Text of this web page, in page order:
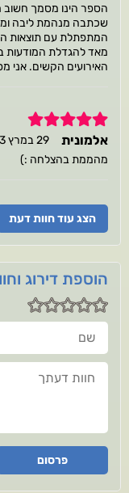
הספר הינו מסמך
שכתבה מנהמת ליבה
המתפתלת עם תוצאות
מאד להגדלת המודעות
האירועים הקשים. אני
5
אלמונית
29 במרץ 2023
מהממת בהצלחה :)
הצג עוד חוות דעת
הוספת דירוג
שם
חוות דעתך
פרסום